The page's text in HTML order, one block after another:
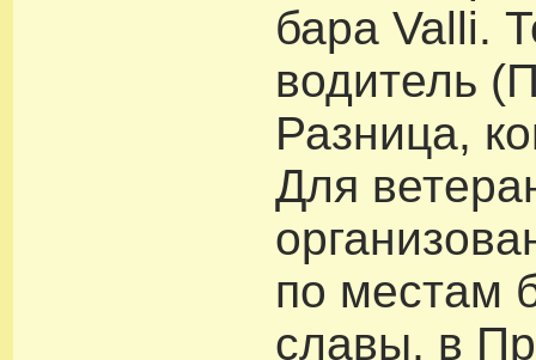
бара Valli.
водитель
Разница,
Для
по местам
славы, в